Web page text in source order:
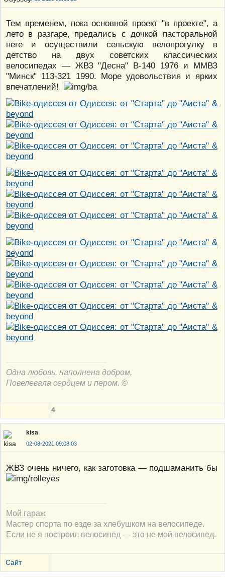
Тем временем, пока основной проект "в проекте", а
лето в разгаре, предались с дочкой пасторальной
неге и осуществили сельскую велопрогулку в
детство на двух советских классических
велосипедах — ЖВЗ "Десна" В-140 1976 и ММВЗ
"Минск" 113-321 1990. Море удовольствия и ярких
впечатлений!
Одна любовь, наполнена добром,
Повелевала сердцем и пером. ©
4
kisa
02-08-2021 09:08:03
ЖВЗ очень ничего, как заготовка — подшаманить бы
Мой гараж
Мастер спорта по езде за хлебушком на велосипеде.
Если не я построил велосипед — это не мой велосипед.
Сайт